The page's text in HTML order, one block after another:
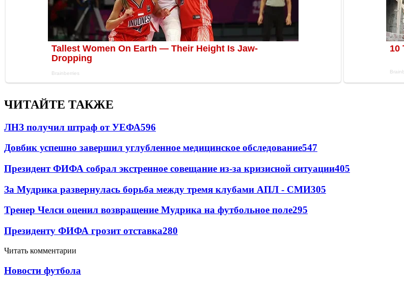
ЧИТАЙТЕ ТАКЖЕ
ЛНЗ получил штраф от УЕФА596
Довбик успешно завершил углубленное медицинское обследование547
Президент ФИФА собрал экстренное совещание из-за кризисной ситуации405
За Мудрика развернулась борьба между тремя клубами АПЛ - СМИ305
Тренер Челси оценил возвращение Мудрика на футбольное поле295
Президенту ФИФА грозит отставка280
Читать комментарии
Новости футбола